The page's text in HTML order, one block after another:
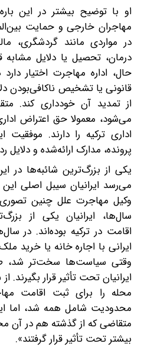
او با توضیح بیشتر در این
مهاجران خارجی و حمایت
در مواردی مانند گردشگری،
درمان، تحصیل یا دلایل
حال، اداره مهاجرت اختیار
قانونی یا تشخیص ناکافی‌بودن
از تمدید آن خودداری کند.
می‌شود، معمولا حق اعتراض
اداری ترکیه را دارند.
پرونده، مدارک ارائه‌شده و
یکی از بزرگ‌ترین شائبه‌ها در
می‌رسد ایرانیان سیبل اصلی
وکیل مهاجرت علل چنین
سال‌ها، ایرانیان یکی از
ایرانی با اجاره خانه یا خرید
وقتی سیاست‌ها سخت‌تر شد،
ایرانیان تحت تأثیر قرار
محله را برای ثبت اقامت
محدودیت شامل همه شد، اما
متقاضی که از گذشته هم در آن
بیشتر تحت تأثیر قرار گرفتند».